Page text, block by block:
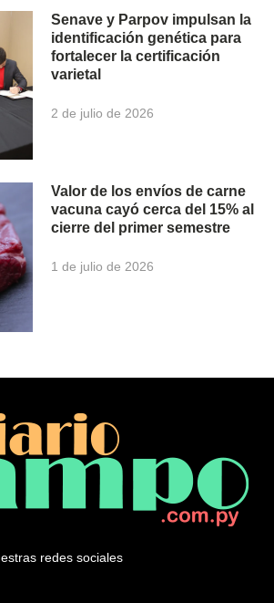
Senave y Parpov impulsan la
identificación genética para
fortalecer la certificación
varietal
2 de julio de 2026
Valor de los envíos de carne
vacuna cayó cerca del 15% al
cierre del primer semestre
1 de julio de 2026
redes sociales